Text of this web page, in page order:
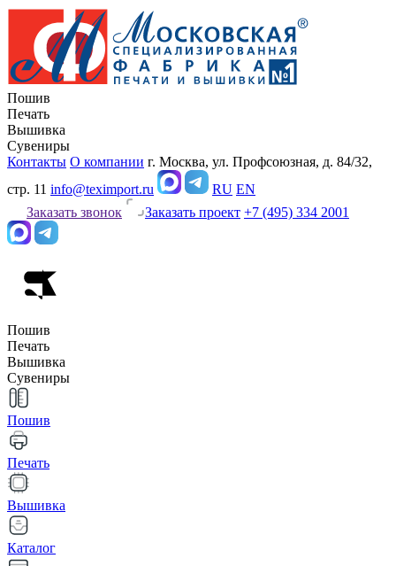
Пошив
Печать
Вышивка
Сувениры
Контакты О компании г. Москва, ул. Профсоюзная, д. 84/32,
стр. 11 info@teximport.ru RU EN
Заказать звонок
Заказать проект +7 (495) 334 2001
Пошив
Печать
Вышивка
Сувениры
Пошив
Печать
Вышивка
Каталог